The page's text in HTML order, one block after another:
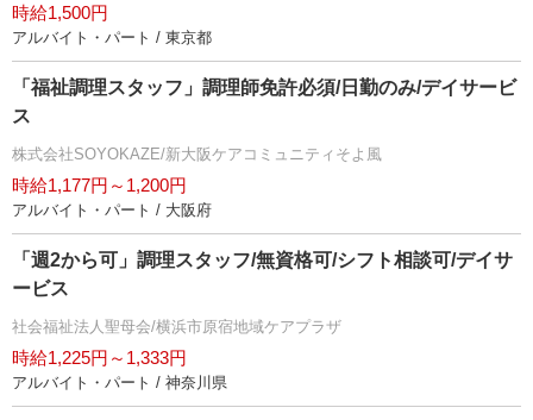
時給1,500円
アルバイト・パート / 東京都
「福祉調理スタッフ」調理師免許必須/日勤のみ/デイサービ
ス
株式会社SOYOKAZE/新大阪ケアコミュニティそよ風
時給1,177円～1,200円
アルバイト・パート / 大阪府
「週2から可」調理スタッフ/無資格可/シフト相談可/デイサ
ービス
社会福祉法人聖母会/横浜市原宿地域ケアプラザ
時給1,225円～1,333円
アルバイト・パート / 神奈川県